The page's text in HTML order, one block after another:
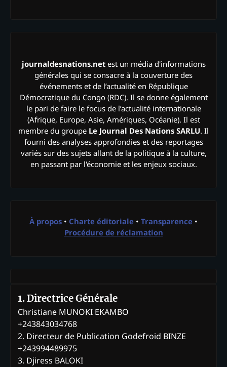
journaldesnations.netest un média d'informations
générales qui se consacre à la couverture des
événements et de l’actualité en République
Démocratique du Congo (RDC). Il se donne également
le pari de faire le focus de l’actualité internationale
(Afrique, Europe, Asie, Amériques, Océanie). Il est
membre du groupe Le Journal Des Nations SARLU. Il
fourni des analyses approfondies et des reportages
variés sur des sujets allant de la politique à la culture,
en passant par l'économie et les enjeux sociaux.
À propos • Charte éditoriale • Transparence •
Procédure de réclamation
1. Directrice Générale
Christiane MUNOKI EKAMBO
+243843034768
2. Directeur de Publication Godefroid BINZE
+243994489975
3. Djiress BALOKI